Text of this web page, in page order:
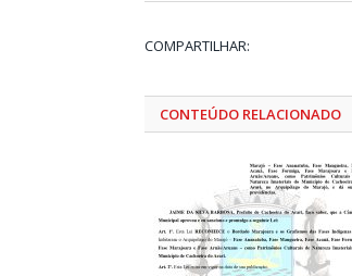
COMPARTILHAR:
CONTEÚDO RELACIONADO